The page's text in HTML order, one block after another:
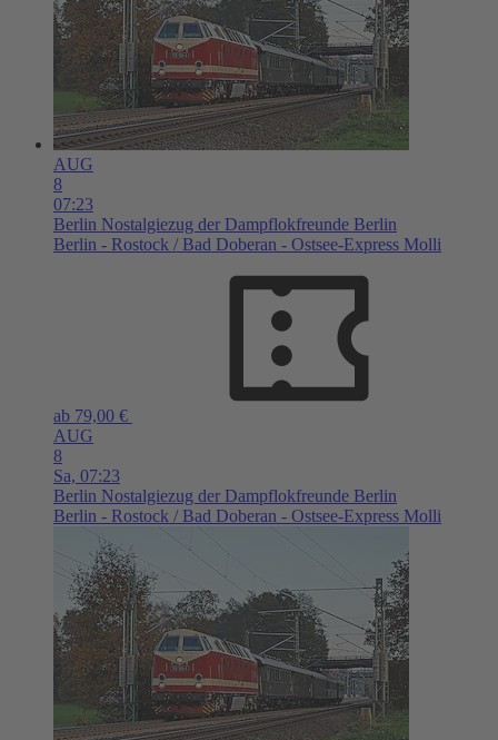
AUG
8
07:23
Berlin Nostalgiezug der Dampflokfreunde Berlin
Berlin - Rostock / Bad Doberan - Ostsee-Express Molli
ab 79,00 €
AUG
8
Sa, 07:23
Berlin Nostalgiezug der Dampflokfreunde Berlin
Berlin - Rostock / Bad Doberan - Ostsee-Express Molli